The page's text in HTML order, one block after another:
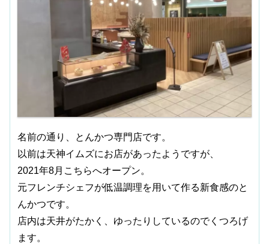
名前の通り、とんかつ専門店です。
以前は天神イムズにお店があったようですが、
2021年8月こちらへオープン。
元フレンチシェフが低温調理を用いて作る新食感のと
んかつです。
店内は天井がたかく、ゆったりしているのでくつろげ
ます。